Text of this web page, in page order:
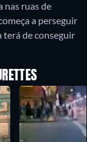
nas ruas de
a perseguir
terá de conseguir